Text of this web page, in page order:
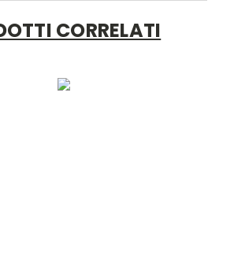
CORRELATI